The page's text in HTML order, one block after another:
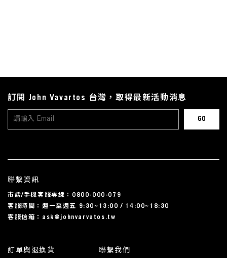
訂單與退換貨 聯繫我們
聯繫資訊
市話/手機客服專線：0800-000-079
客服時間：週一至週五 9:30~13:00 / 14:00~18:30
客服信箱：ask@johnvarvatos.tw
訂閱 John Vavartos 台灣，取得最新活動消息